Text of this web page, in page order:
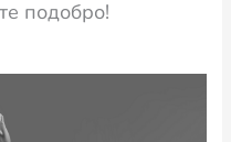
подобро!